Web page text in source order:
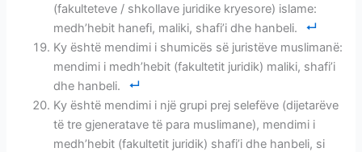
(fakulteteve / shkollave juridike kryesore) islame:
medh’hebit hanefi, maliki, shafi’i dhe hanbeli.
Ky është mendimi i shumicës së juristëve muslimanë:
mendimi i medh’hebit (fakultetit juridik) maliki, shafi’i
dhe hanbeli.
Ky është mendimi i një grupi prej selefëve (dijetarëve
të tre gjeneratave të para muslimane), mendimi i
medh’hebit (fakultetit juridik) shafi’i dhe hanbeli, si